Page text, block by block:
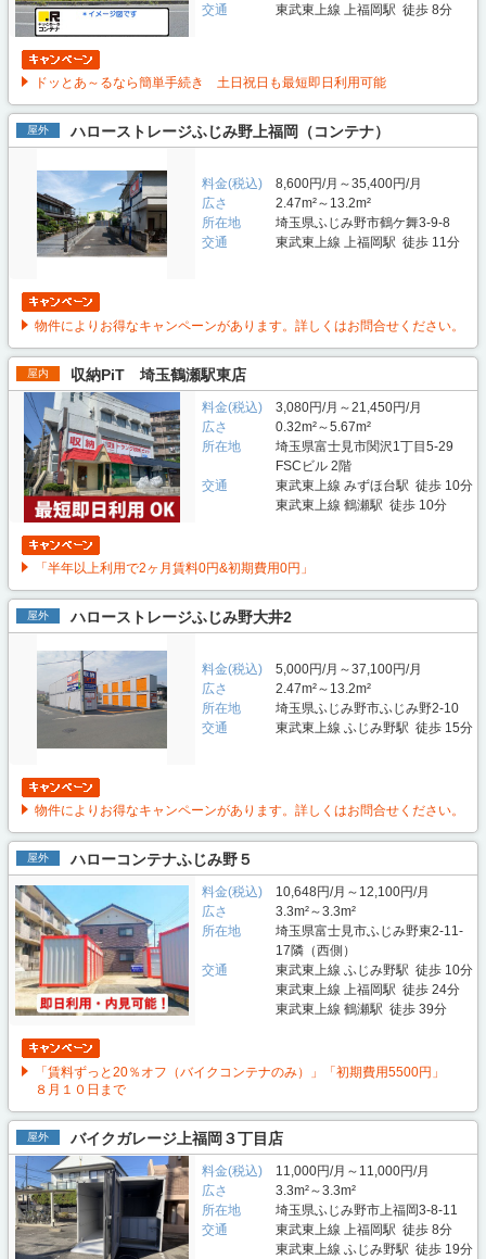
交通
東武東上線 上福岡駅 徒歩 8分
ドッとあ～るなら簡単手続き 土日祝日も最短即日利用可能
屋外 ハローストレージふじみ野上福岡（コンテナ）
料金(税込)
8,600円/月～35,400円/月
広さ
2.47m²～13.2m²
所在地
埼玉県ふじみ野市鶴ケ舞3-9-8
交通
東武東上線 上福岡駅 徒歩 11分
物件によりお得なキャンペーンがあります。詳しくはお問合せください。
屋内 収納PiT 埼玉鶴瀬駅東店
料金(税込)
3,080円/月～21,450円/月
広さ
0.32m²～5.67m²
所在地
埼玉県富士見市関沢1丁目5-29
FSCビル 2階
交通
東武東上線 みずほ台駅 徒歩 10分
東武東上線 鶴瀬駅 徒歩 10分
「半年以上利用で2ヶ月賃料0円&初期費用0円」
屋外 ハローストレージふじみ野大井2
料金(税込)
5,000円/月～37,100円/月
広さ
2.47m²～13.2m²
所在地
埼玉県ふじみ野市ふじみ野2-10
交通
東武東上線 ふじみ野駅 徒歩 15分
物件によりお得なキャンペーンがあります。詳しくはお問合せください。
屋外 ハローコンテナふじみ野５
料金(税込)
10,648円/月～12,100円/月
広さ
3.3m²～3.3m²
所在地
埼玉県富士見市ふじみ野東2-11-
17隣（西側）
交通
東武東上線 ふじみ野駅 徒歩 10分
東武東上線 上福岡駅 徒歩 24分
東武東上線 鶴瀬駅 徒歩 39分
「賃料ずっと20％オフ（バイクコンテナのみ）」「初期費用5500円」
８月１０日まで
屋外 バイクガレージ上福岡３丁目店
料金(税込)
11,000円/月～11,000円/月
広さ
3.3m²～3.3m²
所在地
埼玉県ふじみ野市上福岡3-8-11
交通
東武東上線 上福岡駅 徒歩 8分
東武東上線 ふじみ野駅 徒歩 19分